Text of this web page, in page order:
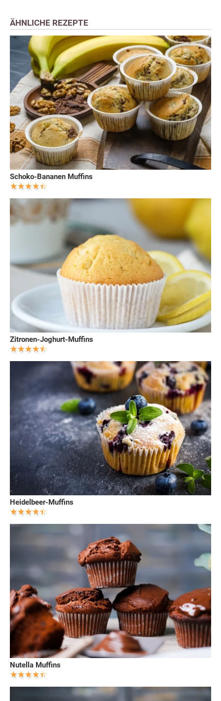
ÄHNLICHE REZEPTE
Schoko-Bananen Muffins
Zitronen-Joghurt-Muffins
Heidelbeer-Muffins
Nutella Muffins